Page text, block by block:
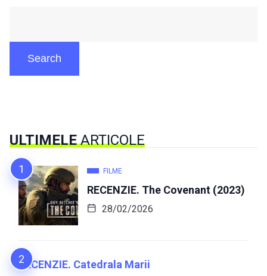
Search
ULTIMELEARTICOLE
FILME
RECENZIE. The Covenant (2023)
28/02/2026
RECENZIE. Catedrala Marii